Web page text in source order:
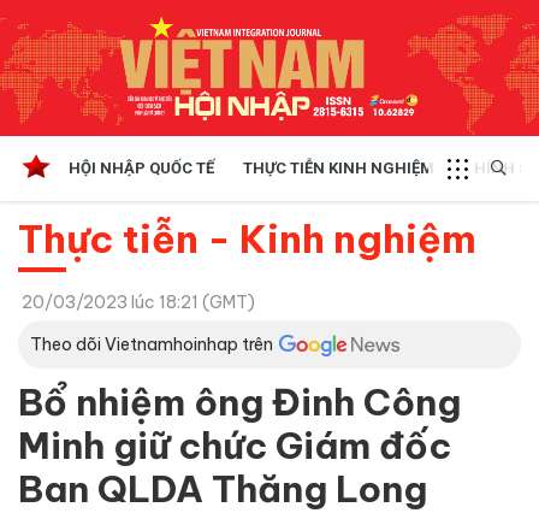
HỘI NHẬP QUỐC TẾ THỰC TIỄN KINH NGHIỆM CHÍNH
Thực tiễn - Kinh nghiệm
20/03/2023 lúc 18:21 (GMT)
Theo dõi Vietnamhoinhap trên
Bổ nhiệm ông Đinh Công
Minh giữ chức Giám đốc
Ban QLDA Thăng Long